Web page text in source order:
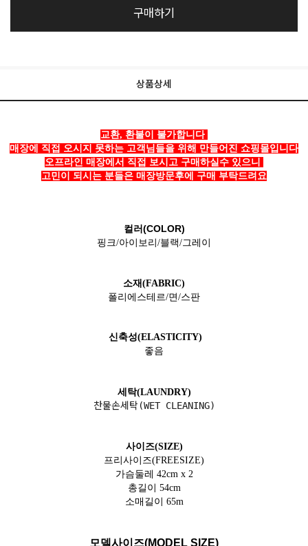
구매하기
상품상세
교환, 환불이 불가합니다
매장에 직접 오시지 못하는 고객님들을 위해 만들어진 쇼핑몰입니다
오프라인 매장에서 직접 보시고 구매하실수 있으니
고민이 되시는 분들은 매장방문후에 구매 부탁드려요
컬러(COLOR)
핑크/아이보리/블랙/그레이
소재(FABRIC)
폴리에스테르/면/스판
신축성(ELASTICITY)
좋음
세탁(LAUNDRY)
찬물손세탁(WET CLEANING)
사이즈(SIZE)
프리사이즈(FREESIZE)
가슴둘레 42cm x 2
총길이 54cm
소매길이 65m
모델사이즈(MODEL SIZE)